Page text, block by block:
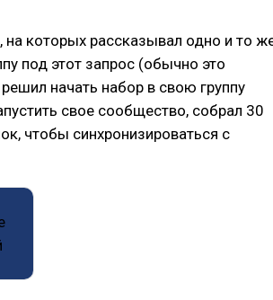
на которых рассказывал одно и то
под этот запрос (обычно это
начать набор в свою группу
свое сообщество, собрал 30
чтобы синхронизироваться с